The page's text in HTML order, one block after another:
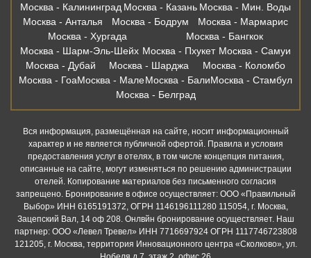
Москва - Калининград Москва - Казань Москва - Мин. Воды
Москва - Анталья
Москва - Бодрум
Москва - Мармарис
Москва - Хургада
Москва - Бангкок
Москва - Шарм-Эль-Шейх Москва - Пхукет Москва - Самуи
Москва - Дубай
Москва - Шарджа
Москва - Коломбо
Москва - ГоаМосква - МалеМосква - БалиМосква - Стамбул
Москва - Белград
Вся информация, размещённая на сайте, носит информационный
характер и не является публичной офертой. Правила и условия
предоставления услуг в отелях, в том числе концепция питания,
описанные на сайте, могут изменяться по решению администрации
отелей. Копирование материалов без письменного согласия
запрещено. Бронирование в офисе осуществляет: ООО «Правильный
Выбор» ИНН 6165191372, ОГРН 1146196111280 115054, г. Москва,
Зацепский Вал, 14 оф 208. Онлвйн бронирование осуществляет. Наш
партнер: ООО «Левел Тревел» ИНН 7716697924 ОГРН 1117746723808
121205, г. Москва, территория Инновационного центра «Сколково», ул.